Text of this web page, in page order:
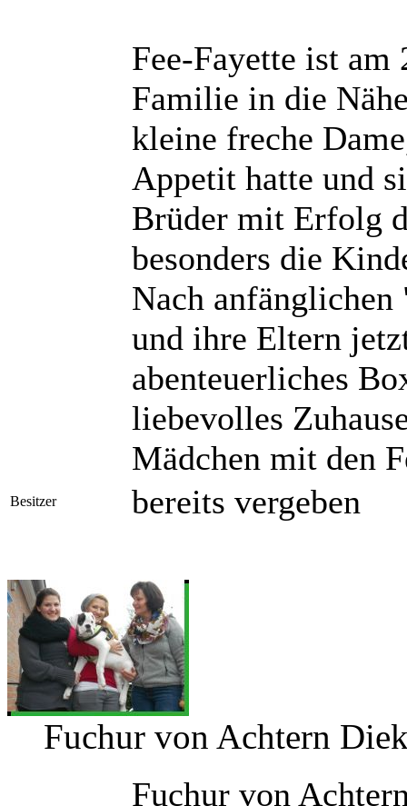
Fee-Fayette ist
Familie in die
kleine freche
Appetit hatte und
Brüder mit Erfolg
besonders die
Nach
und ihre Eltern
abenteuerliches
liebevolles
Mädchen mit den
Besitzer bereits vergeben
Fuchur von Achtern
Fuchur von